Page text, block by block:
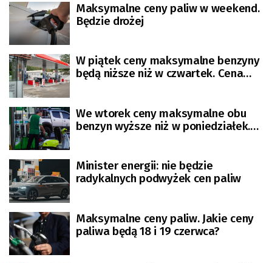
Maksymalne ceny paliw w weekend.
Będzie drożej
W piątek ceny maksymalne benzyny
będą niższe niż w czwartek. Cena
We wtorek ceny maksymalne obu
benzyn wyższe niż w poniedziałek.
Minister energii: nie będzie
radykalnych podwyżek cen paliw
Maksymalne ceny paliw. Jakie ceny
paliwa będą 18 i 19 czerwca?